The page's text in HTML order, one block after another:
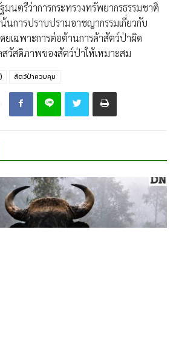
มนตรีว่าการกระทรวงทรัพยากรธรรมชาติ
นการปราบปรามอาชญากรรมเกี่ยวกับ
ยเฉพาะการต่อต้านการค้าสัตว์ป่าผิด
วัสดิภาพของสัตว์ป่าให้เหมาะสม
สัตว์ป่าควบคุม